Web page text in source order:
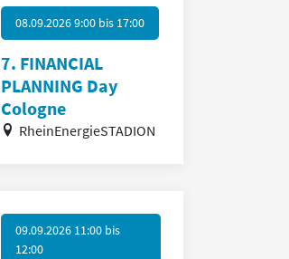
08.09.2026 9:00bis 17:00
7. FINANCIAL
PLANNING Day
Cologne
RheinEnergieSTADION
09.09.2026 11:00bis
12:00